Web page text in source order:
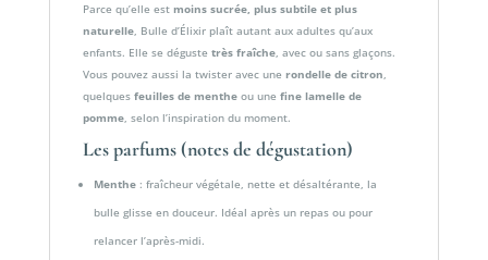
Parce qu’elle est moins sucrée, plus subtile et plus
naturelle, Bulle d’Élixir plaît autant aux adultes qu’aux
enfants. Elle se déguste très fraîche, avec ou sans glaçons.
Vous pouvez aussi la twister avec une rondelle de citron,
quelques feuilles de mentheou une fine lamelle de
pomme, selon l’inspiration du moment.
Les parfums (notes de dégustation)
Menthe: fraîcheur végétale, nette et désaltérante, la
bulle glisse en douceur. Idéal après un repas ou pour
relancer l’après-midi.